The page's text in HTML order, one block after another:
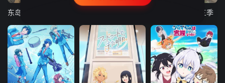
致不灭的你 第三季